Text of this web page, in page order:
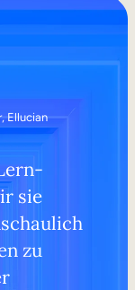
Ellucian
sie
zu